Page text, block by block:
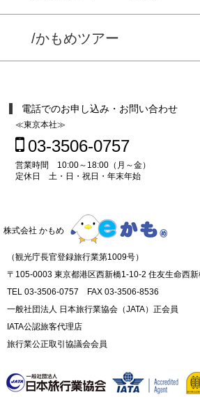
/かもめツアー
電話でのお申し込み・お問い合わせ
≪東京本社≫
03-3506-0757
営業時間 10:00～18:00（月～金）
定休日 土・日・祝日・年末年始
株式会社 かもめ
（観光庁長官登録旅行業第1009号）
〒105-0003 東京都港区西新橋1-10-2 住友生命西
TEL 03-3506-0757 FAX 03-3506-8536
一般社団法人 日本旅行業協会（JATA）正会員
IATA公認旅客代理店
旅行業公正取引協議会会員